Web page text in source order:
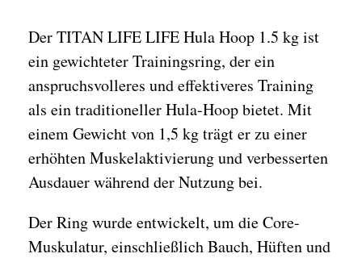
Der TITAN LIFE LIFE Hula Hoop 1.5 kg ist
ein gewichteter Trainingsring, der ein
anspruchsvolleres und effektiveres Training
als ein traditioneller Hula-Hoop bietet. Mit
einem Gewicht von 1,5 kg trägt er zu einer
erhöhten Muskelaktivierung und verbesserten
Ausdauer während der Nutzung bei.
Der Ring wurde entwickelt, um die Core-
Muskulatur, einschließlich Bauch, Hüften und